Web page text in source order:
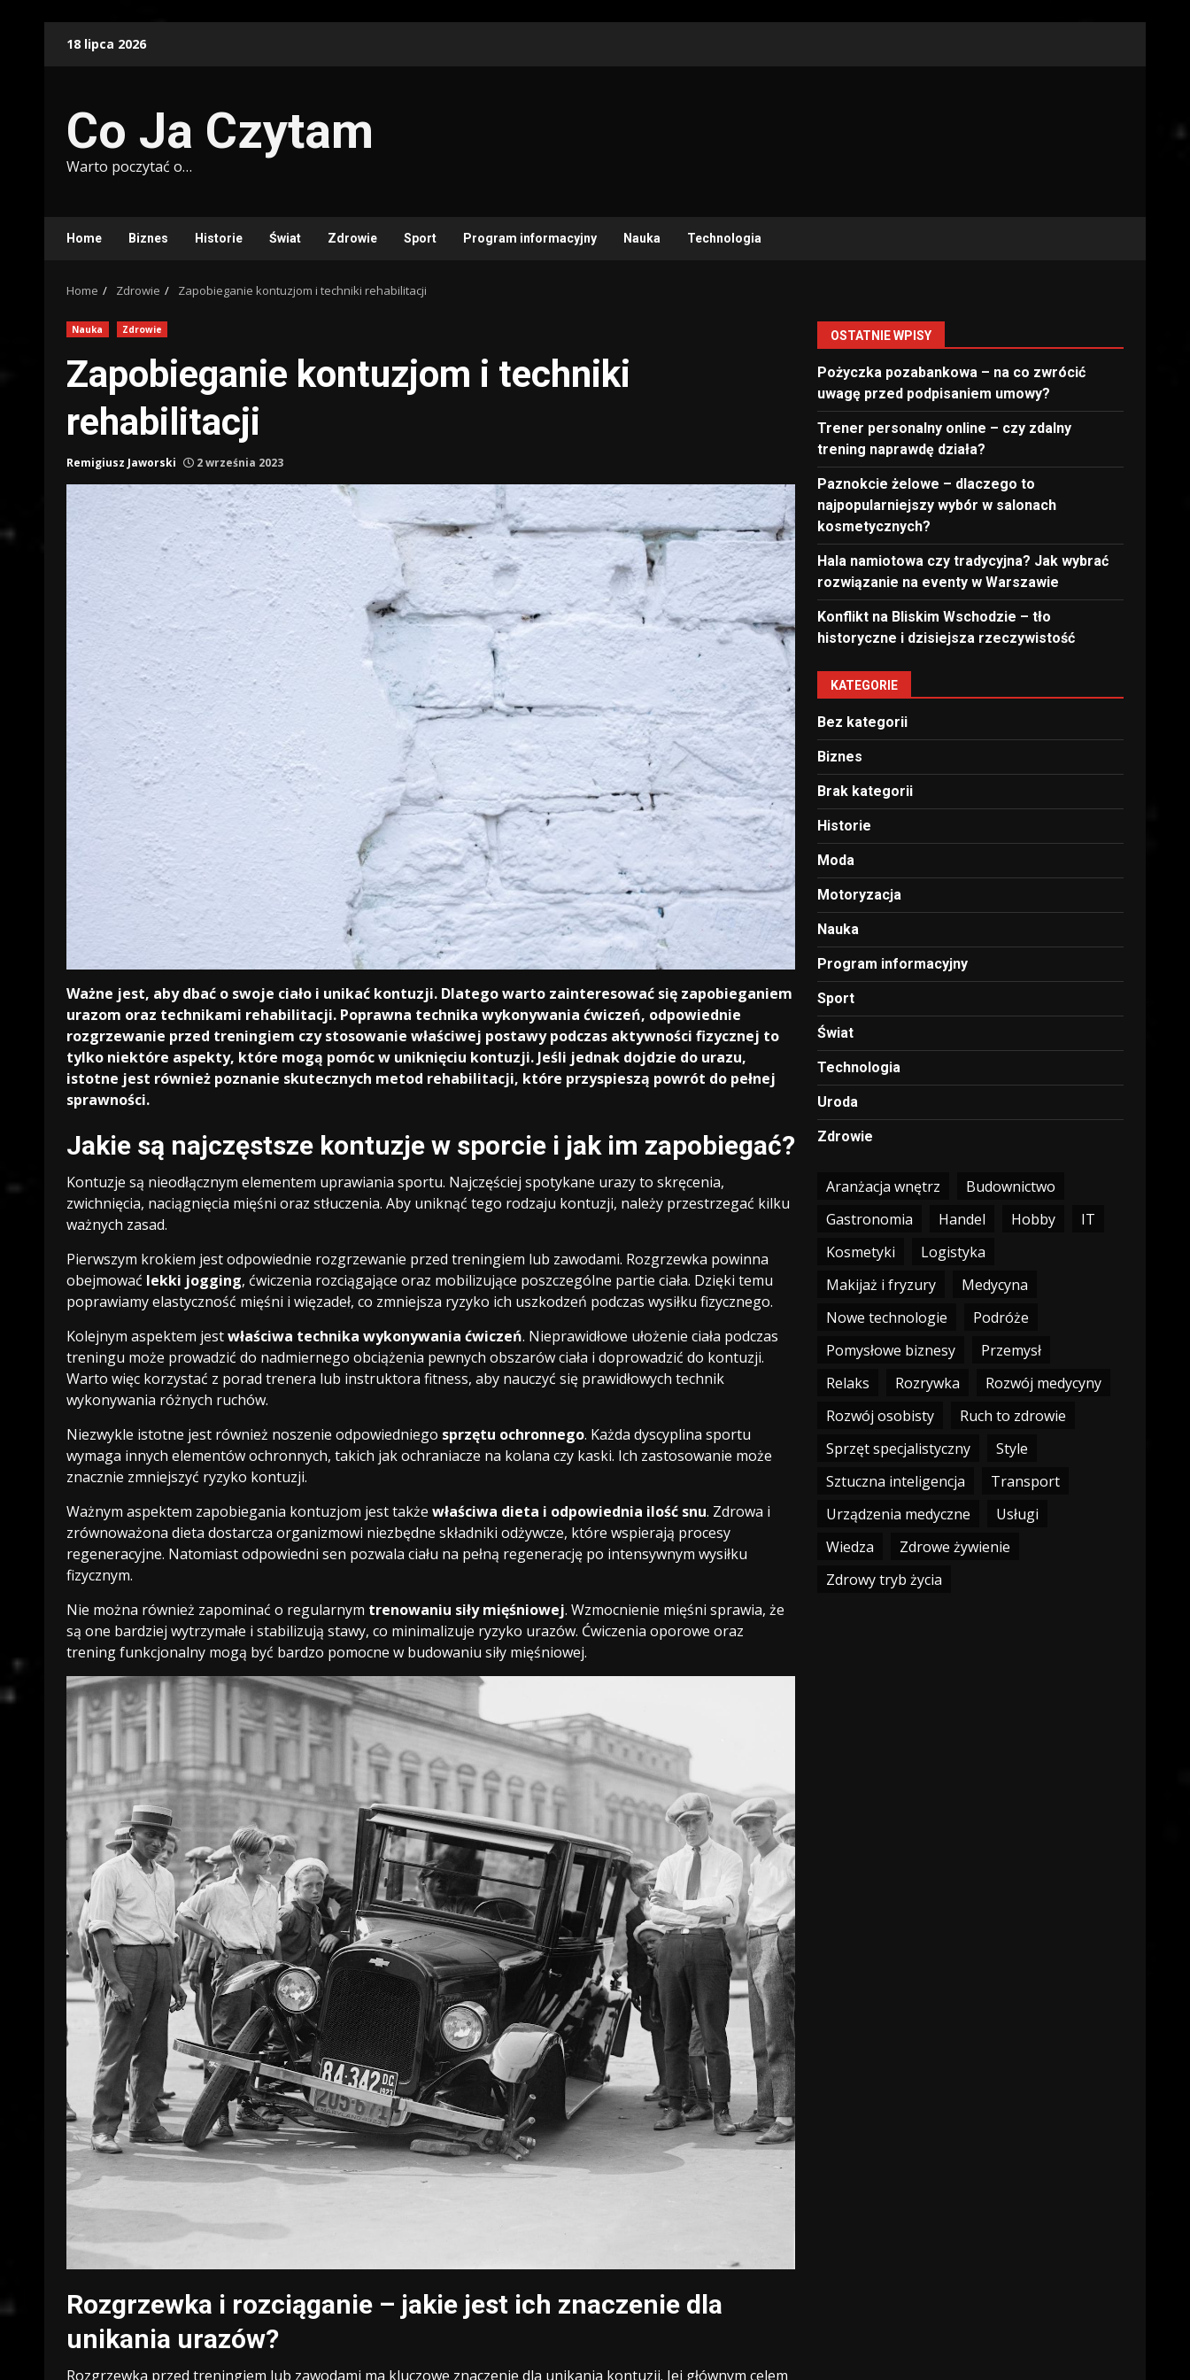
18 lipca 2026
Co Ja Czytam
Warto poczytać o…
Home Biznes Historie Świat Zdrowie Sport Program informacyjny Nauka Technologia
Home Zdrowie Zapobieganie kontuzjom i techniki rehabilitacji
Nauka Zdrowie
Zapobieganie kontuzjom i techniki
rehabilitacji
Remigiusz Jaworski 2 września 2023
Ważne jest, aby dbać o swoje ciało i unikać kontuzji. Dlatego warto zainteresować się zapobieganiem
urazom oraz technikami rehabilitacji. Poprawna technika wykonywania ćwiczeń, odpowiednie
rozgrzewanie przed treningiem czy stosowanie właściwej postawy podczas aktywności fizycznej to
tylko niektóre aspekty, które mogą pomóc w uniknięciu kontuzji. Jeśli jednak dojdzie do urazu,
istotne jest również poznanie skutecznych metod rehabilitacji, które przyspieszą powrót do pełnej
sprawności.
Jakie są najczęstsze kontuzje w sporcie i jak im zapobiegać?
Kontuzje są nieodłącznym elementem uprawiania sportu. Najczęściej spotykane urazy to skręcenia,
zwichnięcia, naciągnięcia mięśni oraz stłuczenia. Aby uniknąć tego rodzaju kontuzji, należy przestrzegać kilku
ważnych zasad.
Pierwszym krokiem jest odpowiednie rozgrzewanie przed treningiem lub zawodami. Rozgrzewka powinna
obejmować lekki jogging, ćwiczenia rozciągające oraz mobilizujące poszczególne partie ciała. Dzięki temu
poprawiamy elastyczność mięśni i więzadeł, co zmniejsza ryzyko ich uszkodzeń podczas wysiłku fizycznego.
Kolejnym aspektem jestwłaściwa technika wykonywania ćwiczeń. Nieprawidłowe ułożenie ciała podczas
treningu może prowadzić do nadmiernego obciążenia pewnych obszarów ciała i doprowadzić do kontuzji.
Warto więc korzystać z porad trenera lub instruktora fitness, aby nauczyć się prawidłowych technik
wykonywania różnych ruchów.
Niezwykle istotne jest również noszenie odpowiedniego sprzętu ochronnego. Każda dyscyplina sportu
wymaga innych elementów ochronnych, takich jak ochraniacze na kolana czy kaski. Ich zastosowanie może
znacznie zmniejszyć ryzyko kontuzji.
Ważnym aspektem zapobiegania kontuzjom jest także właściwa dieta i odpowiednia ilość snu. Zdrowa i
zrównoważona dieta dostarcza organizmowi niezbędne składniki odżywcze, które wspierają procesy
regeneracyjne. Natomiast odpowiedni sen pozwala ciału na pełną regenerację po intensywnym wysiłku
fizycznym.
Nie można również zapominać o regularnym trenowaniu siły mięśniowej. Wzmocnienie mięśni sprawia, że
są one bardziej wytrzymałe i stabilizują stawy, co minimalizuje ryzyko urazów. Ćwiczenia oporowe oraz
trening funkcjonalny mogą być bardzo pomocne w budowaniu siły mięśniowej.
Rozgrzewka i rozciąganie – jakie jest ich znaczenie dla
unikania urazów?
Rozgrzewka przed treningiem lub zawodami ma kluczowe znaczenie dla unikania kontuzji. Jej głównym celem
OSTATNIE WPISY
Pożyczka pozabankowa – na co zwrócić
uwagę przed podpisaniem umowy?
Trener personalny online – czy zdalny
trening naprawdę działa?
Paznokcie żelowe – dlaczego to
najpopularniejszy wybór w salonach
kosmetycznych?
Hala namiotowa czy tradycyjna? Jak wybrać
rozwiązanie na eventy w Warszawie
Konflikt na Bliskim Wschodzie – tło
historyczne i dzisiejsza rzeczywistość
KATEGORIE
Bez kategorii
Biznes
Brak kategorii
Historie
Moda
Motoryzacja
Nauka
Program informacyjny
Sport
Świat
Technologia
Uroda
Zdrowie
Aranżacja wnętrz
Budownictwo
Gastronomia
Handel Hobby
IT
Kosmetyki
Logistyka
Makijaż i fryzury
Medycyna
Nowe technologie
Podróże
Pomysłowe biznesy
Przemysł
Relaks
Rozrywka
Rozwój medycyny
Rozwój osobisty
Ruch to zdrowie
Sprzęt specjalistyczny
Style
Sztuczna inteligencja
Transport
Urządzenia medyczne
Usługi
Wiedza
Zdrowe żywienie
Zdrowy tryb życia